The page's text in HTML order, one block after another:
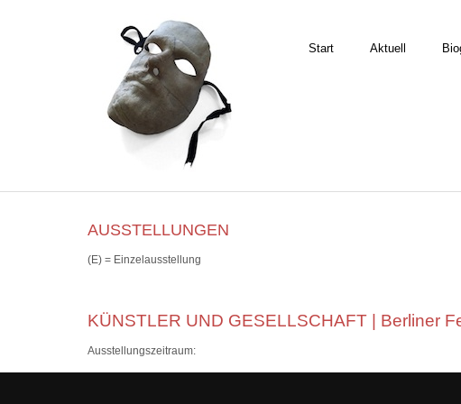
Start Aktuell
AUSSTELLUNGEN
(E) = Einzelausstellung
KÜNSTLER UND GESELLSCHAFT | Berliner
Ausstellungszeitraum: